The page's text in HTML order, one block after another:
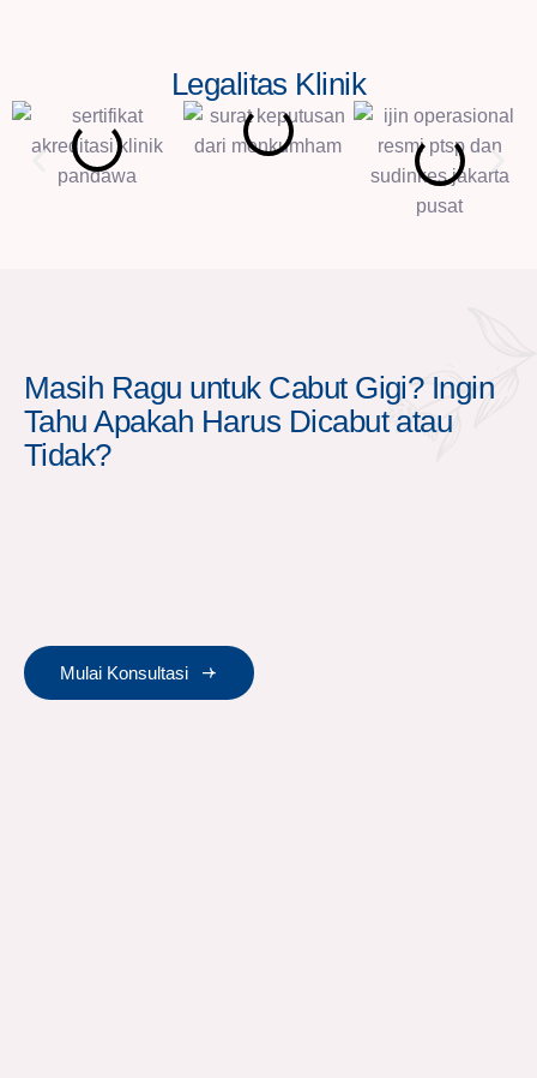
Legalitas Klinik
Masih Ragu untuk Cabut Gigi? Ingin
Tahu Apakah Harus Dicabut atau
Tidak?
Mulai Konsultasi